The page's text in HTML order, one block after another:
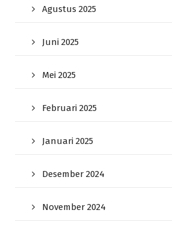
Agustus 2025
Juni 2025
Mei 2025
Februari 2025
Januari 2025
Desember 2024
November 2024